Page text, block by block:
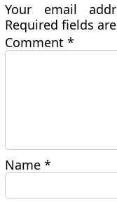
Your email
Required fields
Comment*
Name*